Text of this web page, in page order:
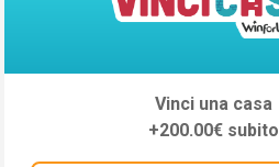
Vinci una casa
+200.00€ subito